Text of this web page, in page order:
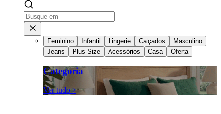
Feminino Infantil Lingerie Calçados
Masculino
Jeans
Plus Size Acessórios Casa Oferta
Categoria
Ver tudo >